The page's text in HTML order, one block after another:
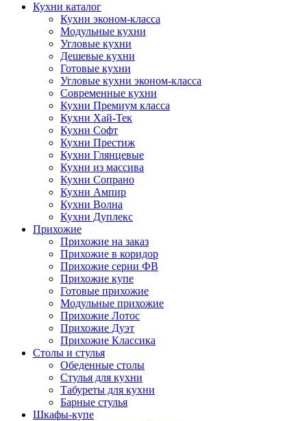
Кухни каталог
Кухни эконом-класса
Модульные кухни
Угловые кухни
Дешевые кухни
Готовые кухни
Угловые кухни эконом-класса
Современные кухни
Кухни Премиум класса
Кухни Хай-Тек
Кухни Софт
Кухни Престиж
Кухни Глянцевые
Кухни из массива
Кухни Сопрано
Кухни Ампир
Кухни Волна
Кухни Дуплекс
Прихожие
Прихожие на заказ
Прихожие в коридор
Прихожие серии ФВ
Прихожие купе
Готовые прихожие
Модульные прихожие
Прихожие Лотос
Прихожие Дуэт
Прихожие Классика
Столы и стулья
Обеденные столы
Стулья для кухни
Табуреты для кухни
Барные стулья
Шкафы-купе